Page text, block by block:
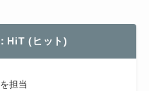
HiT (ヒット)
担当